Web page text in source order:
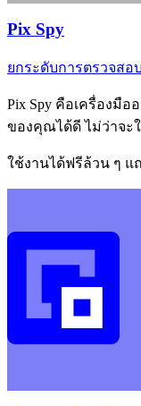
Pix Spy
ยกระดับการตรวจสอ
Pix Spy คือเครื่องมื
ของคุณได้ดี ไม่ว่าจะ
ใช้งานได้ฟรีล้วน ๆ